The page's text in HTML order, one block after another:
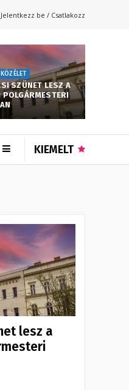
Jelentkezz be / Csatlakozz
SZÜNET LESZ A
POLGÁRMESTERI
KIEMELT
lesz a